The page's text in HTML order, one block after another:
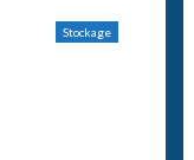
Stockage